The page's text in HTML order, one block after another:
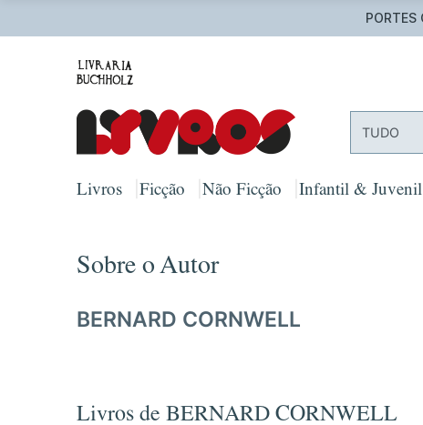
TUDO
Livros Ficção Não Ficção Infantil & Juvenil
Sobre o Autor
BERNARD CORNWELL
Livros de BERNARD CORNWELL